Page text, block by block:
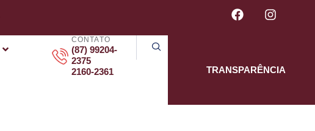
CONTATO
(87) 99204-
2375
2160-2361
TRANSPARÊNCIA